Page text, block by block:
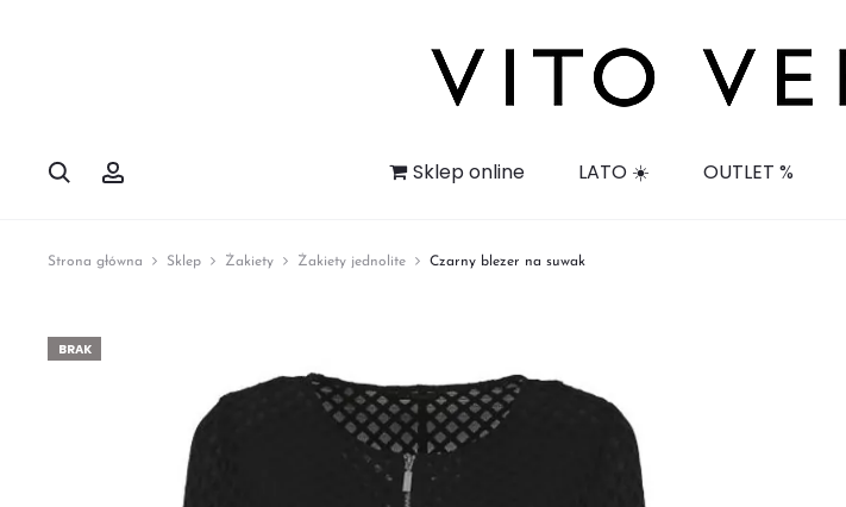
Szukaj Sklep online LATO ☀️ OUTLET %
Strona główna Sklep Żakiety Żakiety jednolite Czarny blezer na suwak
BRAK